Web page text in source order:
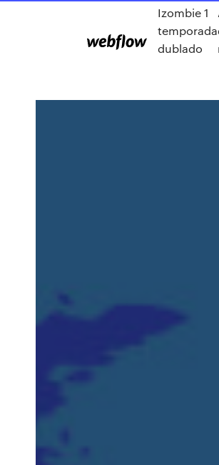
Izombie 1
temporada
dublado